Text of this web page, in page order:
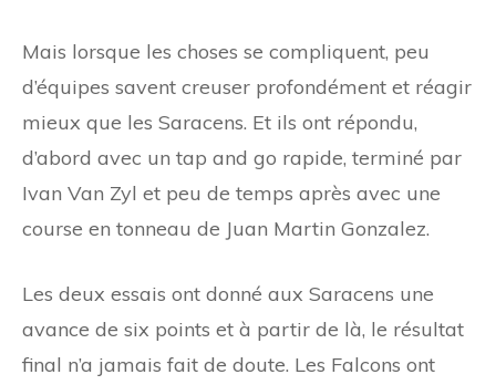
Mais lorsque les choses se compliquent, peu
d’équipes savent creuser profondément et réagir
mieux que les Saracens. Et ils ont répondu,
d’abord avec un tap and go rapide, terminé par
Ivan Van Zyl et peu de temps après avec une
course en tonneau de Juan Martin Gonzalez.
Les deux essais ont donné aux Saracens une
avance de six points et à partir de là, le résultat
final n’a jamais fait de doute. Les Falcons ont